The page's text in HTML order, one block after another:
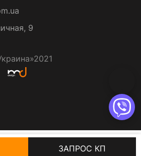
9
2021
ЗАПРОС КП